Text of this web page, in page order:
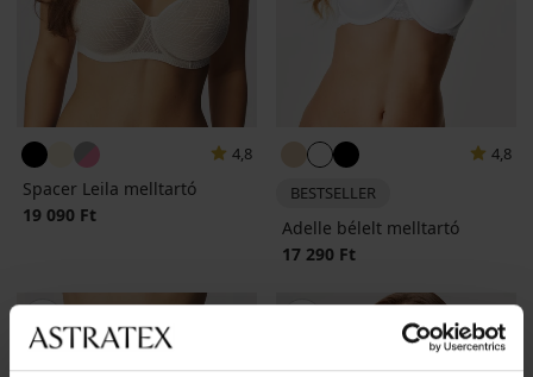
4,8
Spacer Leila melltartó
19 090 Ft
4,8
BESTSELLER
Adelle bélelt melltartó
17 290 Ft